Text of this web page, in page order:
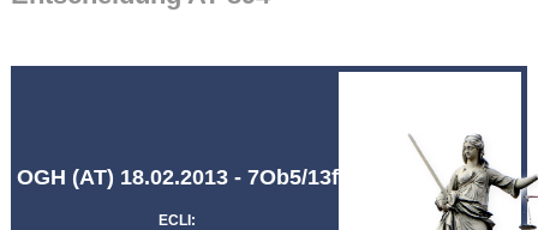
OGH (AT) 18.02.2013 - 7Ob5/13f
ECLI: